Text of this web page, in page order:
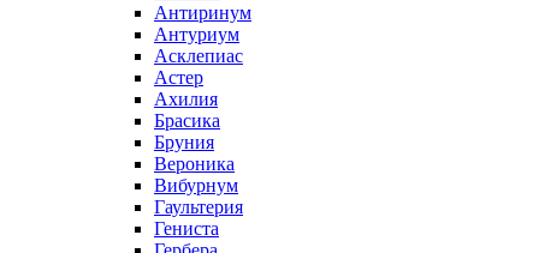
Антиринум
Антуриум
Асклепиас
Астер
Ахилия
Брасика
Бруния
Вероника
Вибурнум
Гаультерия
Гениста